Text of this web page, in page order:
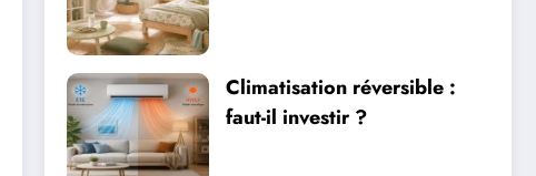
Climatisation réversible :
faut-il investir ?